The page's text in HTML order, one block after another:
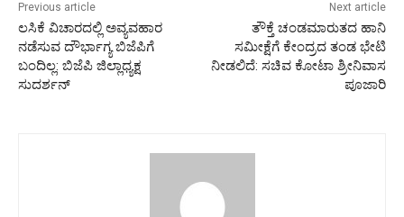
Previous article
ಲಸಿಕೆ ವಿಚಾರದಲ್ಲಿ ಅವ್ಯವಹಾರ
ನಡೆಸುವ ದೌರ್ಭಾಗ್ಯ ಬಿಜೆಪಿಗೆ
ಬಂದಿಲ್ಲ: ಬಿಜೆಪಿ ಜಿಲ್ಲಾಧ್ಯಕ್ಷ
ಸುದರ್ಶನ್
Next article
ತೌಕ್ತೆ ಚಂಡಮಾರುತದ ಹಾನಿ
ಸಮೀಕ್ಷೆಗೆ ಕೇಂದ್ರದ ತಂಡ ಭೇಟಿ
ನೀಡಲಿದೆ: ಸಚಿವ ಕೋಟಾ ಶ್ರೀನಿವಾಸ
ಪೂಜಾರಿ